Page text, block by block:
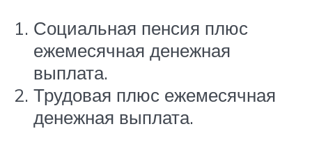
Социальная пенсия плюс
ежемесячная денежная
выплата.
Трудовая плюс ежемесячная
денежная выплата.